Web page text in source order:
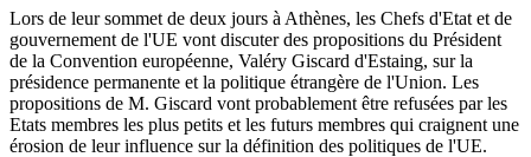
Lors de leur sommet de deux jours à Athènes, les Chefs d'Etat et de
gouvernement de l'UE vont discuter des propositions du Président
de la Convention européenne, Valéry Giscard d'Estaing, sur la
présidence permanente et la politique étrangère de l'Union. Les
propositions de M. Giscard vont probablement être refusées par les
Etats membres les plus petits et les futurs membres qui craignent une
érosion de leur influence sur la définition des politiques de l'UE.